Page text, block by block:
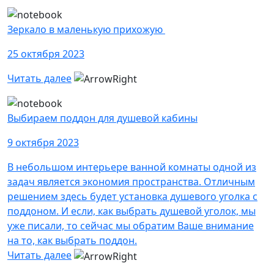
Зеркало в маленькую прихожую
25 октября 2023
Читать далее
Выбираем поддон для душевой кабины
9 октября 2023
В небольшом интерьере ванной комнаты одной из
задач является экономия пространства. Отличным
решением здесь будет установка душевого уголка с
поддоном. И если, как выбрать душевой уголок, мы
уже писали, то сейчас мы обратим Ваше внимание
на то, как выбрать поддон.
Читать далее